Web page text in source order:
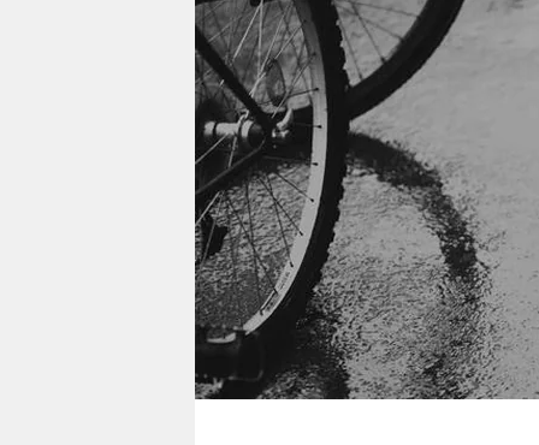
wahrheit
verlag
verlag
veranstaltungen
shop
fragen & hilfe
unterstützen
abo
genossenschaft